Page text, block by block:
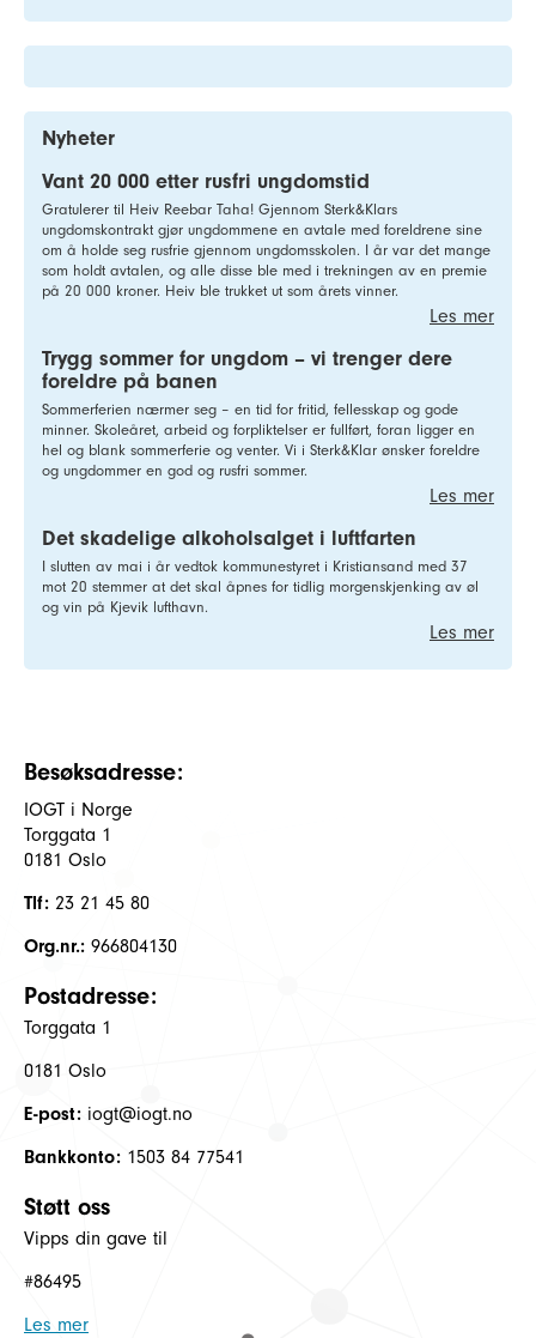
Nyheter
Vant 20 000 etter rusfri ungdomstid
Gratulerer til Heiv Reebar Taha! Gjennom Sterk&Klars
ungdomskontrakt gjør ungdommene en avtale med foreldrene sine
om å holde seg rusfrie gjennom ungdomsskolen. I år var det mange
som holdt avtalen, og alle disse ble med i trekningen av en premie
på 20 000 kroner. Heiv ble trukket ut som årets vinner.
Les mer
Trygg sommer for ungdom – vi trenger dere
foreldre på banen
Sommerferien nærmer seg – en tid for fritid, fellesskap og gode
minner. Skoleåret, arbeid og forpliktelser er fullført, foran ligger en
hel og blank sommerferie og venter. Vi i Sterk&Klar ønsker foreldre
og ungdommer en god og rusfri sommer.
Les mer
Det skadelige alkoholsalget i luftfarten
I slutten av mai i år vedtok kommunestyret i Kristiansand med 37
mot 20 stemmer at det skal åpnes for tidlig morgenskjenking av øl
og vin på Kjevik lufthavn.
Les mer
Besøksadresse:
IOGT i Norge
Torggata 1
0181 Oslo
Tlf: 23 21 45 80
Org.nr.: 966804130
Postadresse:
Torggata 1
0181 Oslo
E-post: iogt@iogt.no
Bankkonto: 1503 84 77541
Støtt oss
Vipps din gave til
#86495
Les mer